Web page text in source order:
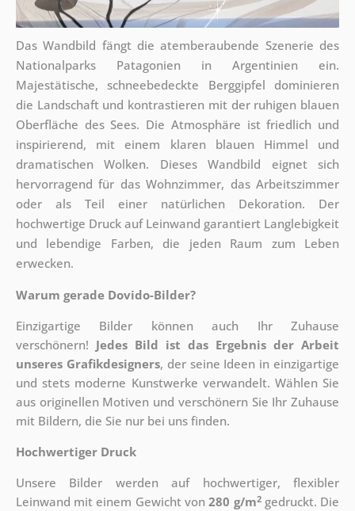
Das Wandbild fängt die atemberaubende Szenerie des
Nationalparks Patagonien in Argentinien ein.
Majestätische, schneebedeckte Berggipfel dominieren
die Landschaft und kontrastieren mit der ruhigen blauen
Oberfläche des Sees. Die Atmosphäre ist friedlich und
inspirierend, mit einem klaren blauen Himmel und
dramatischen Wolken. Dieses Wandbild eignet sich
hervorragend für das Wohnzimmer, das Arbeitszimmer
oder als Teil einer natürlichen Dekoration. Der
hochwertige Druck auf Leinwand garantiert Langlebigkeit
und lebendige Farben, die jeden Raum zum Leben
erwecken.
Warum gerade Dovido-Bilder?
Einzigartige Bilder können auch Ihr Zuhause
verschönern! Jedes Bild ist das Ergebnis der Arbeit
unseres Grafikdesigners, der seine Ideen in einzigartige
und stets moderne Kunstwerke verwandelt. Wählen Sie
aus originellen Motiven und verschönern Sie Ihr Zuhause
mit Bildern, die Sie nur bei uns finden.
Hochwertiger Druck
Unsere Bilder werden auf hochwertiger, flexibler
Leinwand mit einem Gewicht von280 g/m2gedruckt. Die